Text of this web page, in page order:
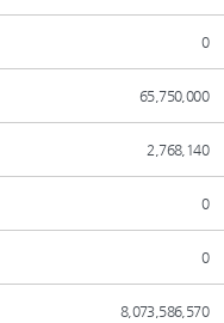
0
65,750,000
2,768,140
0
0
8,073,586,570